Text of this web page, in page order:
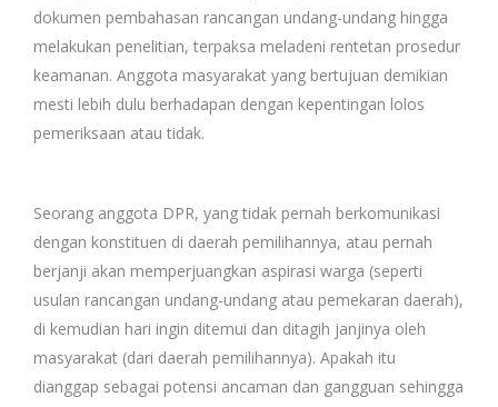
dokumen pembahasan rancangan undang-undang hingga
melakukan penelitian, terpaksa meladeni rentetan prosedur
keamanan. Anggota masyarakat yang bertujuan demikian
mesti lebih dulu berhadapan dengan kepentingan lolos
pemeriksaan atau tidak.
Seorang anggota DPR, yang tidak pernah berkomunikasi
dengan konstituen di daerah pemilihannya, atau pernah
berjanji akan memperjuangkan aspirasi warga (seperti
usulan rancangan undang-undang atau pemekaran daerah),
di kemudian hari ingin ditemui dan ditagih janjinya oleh
masyarakat (dari daerah pemilihannya). Apakah itu
dianggap sebagai potensi ancaman dan gangguan sehingga